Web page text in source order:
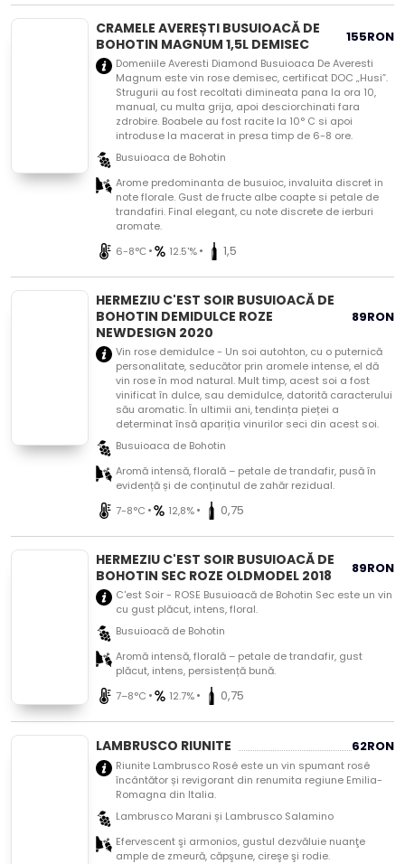
CRAMELE AVEREȘTI BUSUIOACĂ DE
BOHOTIN MAGNUM 1,5L DEMISEC
155RON
Domeniile Averesti Diamond Busuioaca De Averesti
Magnum este vin rose demisec, certificat DOC „Husi”.
Strugurii au fost recoltati dimineata pana la ora 10,
manual, cu multa grija, apoi desciorchinati fara
zdrobire. Boabele au fost racite la 10° C si apoi
introduse la macerat in presa timp de 6-8 ore.
Busuioaca de Bohotin
Arome predominanta de busuioc, invaluita discret in
note florale. Gust de fructe albe coapte si petale de
trandafiri. Final elegant, cu note discrete de ierburi
aromate.
6-8°С• 12.5'%• 1,5
HERMEZIU C'EST SOIR BUSUIOACĂ DE
BOHOTIN DEMIDULCE ROZE
NEWDESIGN 2020
89RON
Vin rose demidulce - Un soi autohton, cu o puternică
personalitate, seducător prin aromele intense, el dă
vin rose în mod natural. Mult timp, acest soi a fost
vinificat în dulce, sau demidulce, datorită caracterului
său aromatic. În ultimii ani, tendința pieței a
determinat însă apariția vinurilor seci din acest soi.
Busuioaca de Bohotin
Aromă intensă, florală – petale de trandafir, pusă în
evidență și de conținutul de zahăr rezidual.
7-8°C • 12,8%• 0,75
HERMEZIU C'EST SOIR BUSUIOACĂ DE
BOHOTIN SEC ROZE OLDMODEL 2018
89RON
C'est Soir - ROSE Busuioacă de Bohotin Sec este un vin
cu gust plăcut, intens, floral.
Busuioacă de Bohotin
Aromă intensă, florală – petale de trandafir, gust
plăcut, intens, persistență bună.
7–8°C • 12.7%• 0,75
LAMBRUSCO RIUNITE 62RON
Riunite Lambrusco Rosé este un vin spumant rosé
încântător și revigorant din renumita regiune Emilia-
Romagna din Italia.
Lambrusco Marani și Lambrusco Salamino
Efervescent şi armonios, gustul dezvăluie nuanţe
ample de zmeură, căpşune, cireşe şi rodie.